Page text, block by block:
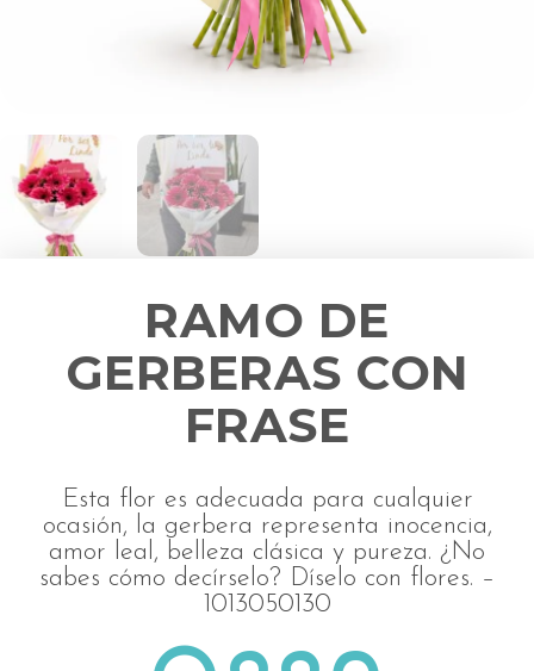
RAMO DE
GERBERAS CON
FRASE
Esta flor es adecuada para cualquier
ocasión, la gerbera representa inocencia,
amor leal, belleza clásica y pureza. ¿No
sabes cómo decírselo? Díselo con flores. –
1013050130